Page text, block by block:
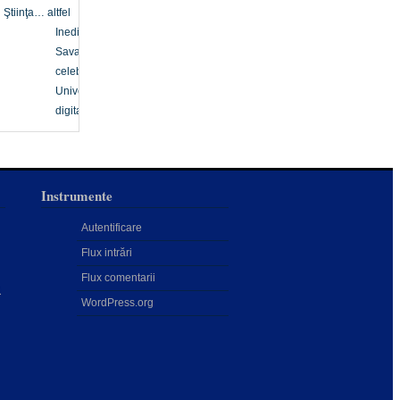
Ştiinţa… altfel
Inedit
Savanți
celebri
Univers
digital
Instrumente
Autentificare
Flux intrări
Flux comentarii
WordPress.org